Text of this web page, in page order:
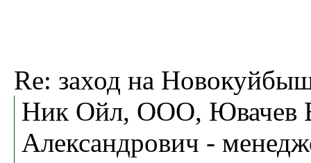
Re: заход на
Ник Ойл, ООО, Ювачев
Александрович -